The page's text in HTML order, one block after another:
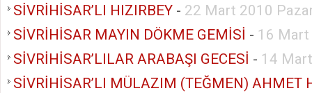
SİVRİHİSAR’LI HIZIRBEY - 22 Mart 2010
SİVRİHİSAR MAYIN DÖKME GEMİSİ - 16 Mart
SİVRİHİSAR’LILAR ARABAŞI GECESİ - 14
SİVRİHİSAR’LI MÜLAZIM (TEĞMEN) AHMET